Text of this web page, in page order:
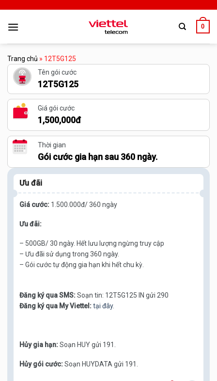
0
Trang chủ » 12T5G125
Tên gói cước
12T5G125
Giá gói cước
1,500,000đ
Thời gian
Gói cước gia hạn sau 360 ngày.
Ưu đãi
Giá cước: 1.500.000đ/ 360 ngày
Ưu đãi:
– 500GB/ 30 ngày. Hết lưu lượng ngừng truy cập
– Ưu đãi sử dụng trong 360 ngày.
– Gói cước tự động gia hạn khi hết chu kỳ.
Đăng ký qua SMS:Soạn tin: 12T5G125 IN gửi 290
Đăng ký qua My Viettel:tại đây.
Hủy gia hạn:Soạn HUY gửi 191.
Hủy gói cước:Soạn HUYDATA gửi 191.